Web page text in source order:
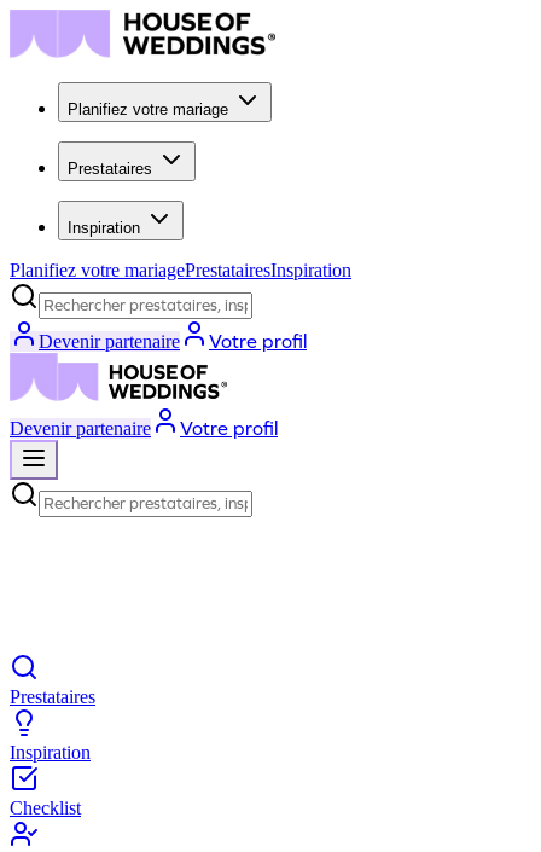
Planifiez votre mariage
Prestataires
Inspiration
Planifiez votre mariagePrestatairesInspiration
Rechercher prestataires, inspiration...
Devenir partenaire Votre profil
Devenir partenaire Votre profil
Rechercher prestataires, inspiration...
Prestataires
Inspiration
Checklist